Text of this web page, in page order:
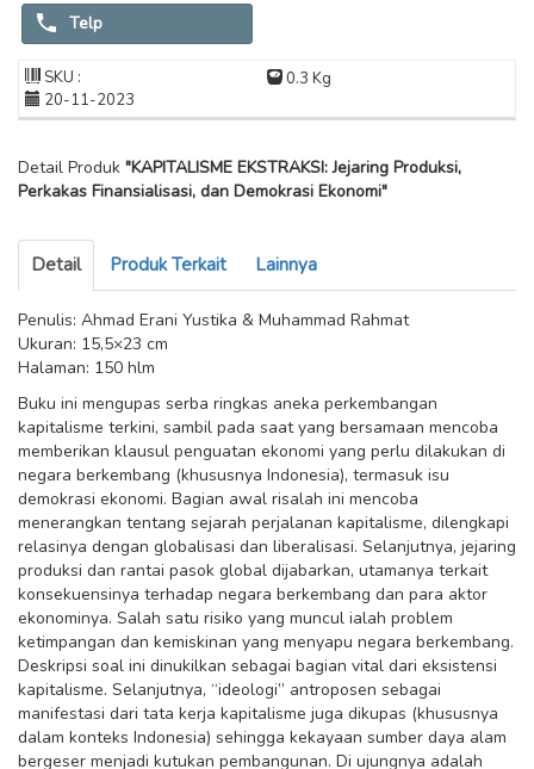
Telp
SKU :
0.3 Kg
20-11-2023
Detail Produk "KAPITALISME EKSTRAKSI: Jejaring Produksi,
Perkakas Finansialisasi, dan Demokrasi Ekonomi"
Detail Produk Terkait Lainnya
Penulis: Ahmad Erani Yustika & Muhammad Rahmat
Ukuran: 15,5×23 cm
Halaman: 150 hlm
Buku ini mengupas serba ringkas aneka perkembangan
kapitalisme terkini, sambil pada saat yang bersamaan mencoba
memberikan klausul penguatan ekonomi yang perlu dilakukan di
negara berkembang (khususnya Indonesia), termasuk isu
demokrasi ekonomi. Bagian awal risalah ini mencoba
menerangkan tentang sejarah perjalanan kapitalisme, dilengkapi
relasinya dengan globalisasi dan liberalisasi. Selanjutnya, jejaring
produksi dan rantai pasok global dijabarkan, utamanya terkait
konsekuensinya terhadap negara berkembang dan para aktor
ekonominya. Salah satu risiko yang muncul ialah problem
ketimpangan dan kemiskinan yang menyapu negara berkembang.
Deskripsi soal ini dinukilkan sebagai bagian vital dari eksistensi
kapitalisme. Selanjutnya, “ideologi” antroposen sebagai
manifestasi dari tata kerja kapitalisme juga dikupas (khususnya
dalam konteks Indonesia) sehingga kekayaan sumber daya alam
bergeser menjadi kutukan pembangunan. Di ujungnya adalah